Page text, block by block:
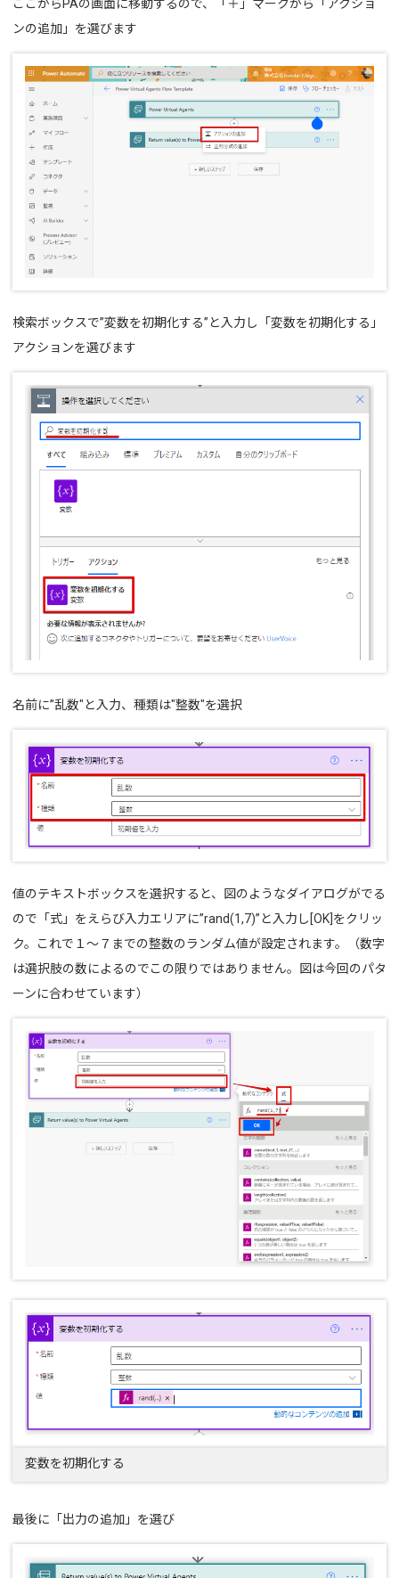
ここからPAの画面に移動するので、「＋」マークから「アクショ
ンの追加」を選びます
検索ボックスで”変数を初期化する”と入力し「変数を初期化する」
アクションを選びます
名前に”乱数"と入力、種類は"整数"を選択
値のテキストボックスを選択すると、図のようなダイアログがでる
ので「式」をえらび入力エリアに”rand(1,7)”と入力し[OK]をクリッ
ク。これで１～７までの整数のランダム値が設定されます。（数字
は選択肢の数によるのでこの限りではありません。図は今回のパタ
ーンに合わせています）
変数を初期化する
最後に「出力の追加」を選び